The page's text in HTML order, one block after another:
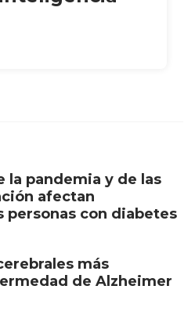
la pandemia y de las
afectan
personas con diabetes
más
de Alzheimer